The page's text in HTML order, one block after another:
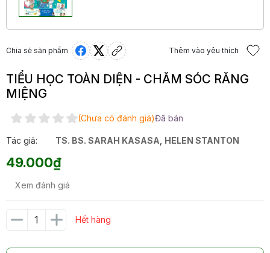
Chia sẻ sản phẩm Thêm vào yêu thích
TIỂU HỌC TOÀN DIỆN - CHĂM SÓC RĂNG
MIỆNG
(Chưa có đánh giá)Đã bán
Tác giả: TS. BS. SARAH KASASA HELEN STANTON
49.000₫
Xem đánh giá
Hết hàng